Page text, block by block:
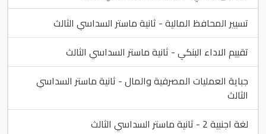
تسيير المحافظ المالية - ثانية ماستر السداسي الثالث
تقييم الاداء البنكي - ثانية ماستر السداسي الثالث
جباية العمليات المصرفية والمال - ثانية ماستر السداسي
الثالث
لغة اجنبية 2 - ثانية ماستر السداسي الثالث